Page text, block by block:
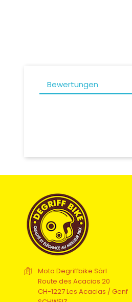
Bewertungen
Moto Degriffbike Sàrl
Route des Acacias 20
CH-1227 Les Acacias / Genf